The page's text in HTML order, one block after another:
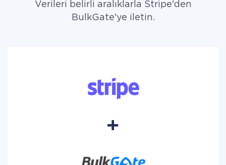
Verileri belirli aralıklarla Stripe'den
BulkGate'ye iletin.